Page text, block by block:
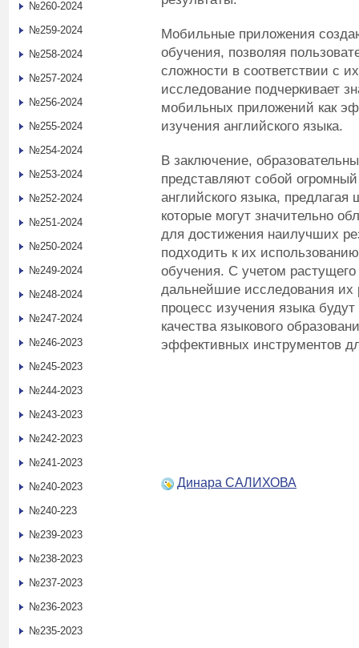
Мобильные приложения
обучения, позволяя
сложности в соответствии с
исследование подчеркивает
мобильных приложений как
изучения английского языка.
В заключение,
представляют собой
английского языка,
которые могут значительно
для достижения наилучших
подходить к их
обучения. С учетом
дальнейшие исследования их
процесс изучения языка
качества языкового
эффективных инструментов
Динара САЛИХОВА
№260-2024
№259-2024
№258-2024
№257-2024
№256-2024
№255-2024
№254-2024
№253-2024
№252-2024
№251-2024
№250-2024
№249-2024
№248-2024
№247-2024
№246-2023
№245-2023
№244-2023
№243-2023
№242-2023
№241-2023
№240-2023
№240-223
№239-2023
№238-2023
№237-2023
№236-2023
№235-2023